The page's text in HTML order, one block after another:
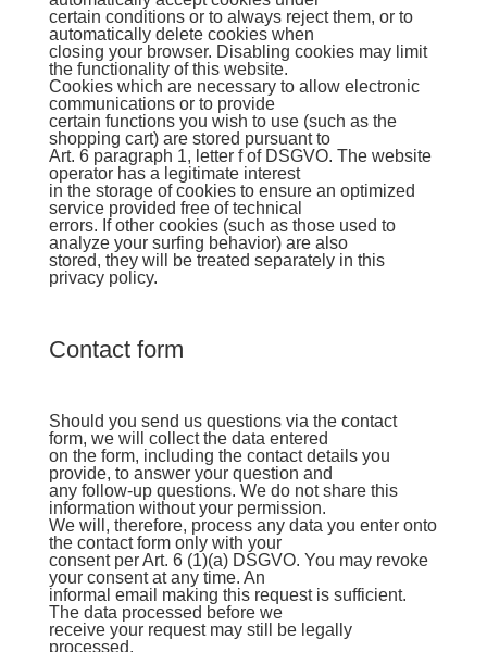
certain conditions or to always reject them, or to
automatically delete cookies when
closing your browser. Disabling cookies may limit
the functionality of this website.
Cookies which are necessary to allow electronic
communications or to provide
certain functions you wish to use (such as the
shopping cart) are stored pursuant to
Art. 6 paragraph 1, letter f of DSGVO. The website
operator has a legitimate interest
in the storage of cookies to ensure an optimized
service provided free of technical
errors. If other cookies (such as those used to
analyze your surfing behavior) are also
stored, they will be treated separately in this
privacy policy.
Contact form
Should you send us questions via the contact
form, we will collect the data entered
on the form, including the contact details you
provide, to answer your question and
any follow-up questions. We do not share this
information without your permission.
We will, therefore, process any data you enter onto
the contact form only with your
consent per Art. 6 (1)(a) DSGVO. You may revoke
your consent at any time. An
informal email making this request is sufficient.
The data processed before we
receive your request may still be legally
processed.